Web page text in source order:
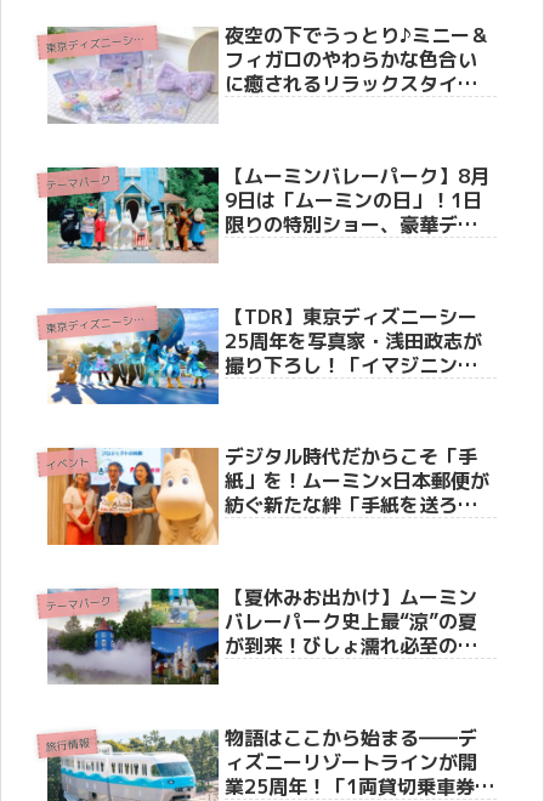
東
京ディズニーシー(R)
夜空の下でうっとり♪ミニー＆
フィガロのやわらかな色合い
に癒されるリラックスタイム
テーマパーク
【ムーミンバレーパーク】8月
9日は「ムーミンの日」！1日
限りの特別ショー、豪華ディ
東
京ディズニーシー(R)
【TDR】東京ディズニーシー
25周年を写真家・浅田政志が
撮り下ろし！「イマジニン
イベント
デジタル時代だからこそ「手
紙」を！ムーミン×日本郵便が
紡ぐ新たな絆「手紙を送ろ
テーマパーク
【夏休みお出かけ】ムーミン
バレーパーク史上最“涼”の夏
が到来！びしょ濡れ必至の新
旅行情報
物語はここから始まる――デ
ィズニーリゾートラインが開
業25周年！「1両貸切乗車券」